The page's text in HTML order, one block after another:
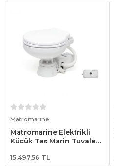
Matromarine
Matromarine Elektrikli
Küçük Taş Marin Tuvalet
15.497,56 TL